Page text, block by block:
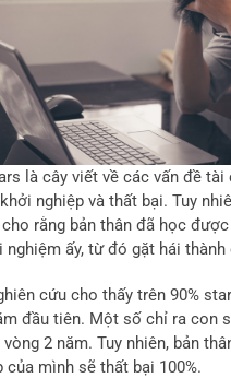
là cây viết về các vấn đề tài
nghiệp và thất bại. Tuy
rằng bản thân đã học
nghiệm ấy, từ đó gặt hái thành
cứu cho thấy trên 90%
đầu tiên. Một số chỉ ra con
2 năm. Tuy nhiên, bản
của mình sẽ thất bại 100%.